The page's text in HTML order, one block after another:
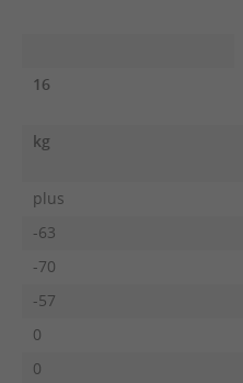
16
kg
plus
-63
-70
-57
0
0